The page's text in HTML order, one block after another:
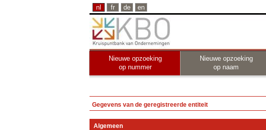
nl fr de en
Nieuwe opzoeking
op nummer
Nieuwe opzoeking
op naam
Gegevens van de geregistreerde entiteit
Algemeen